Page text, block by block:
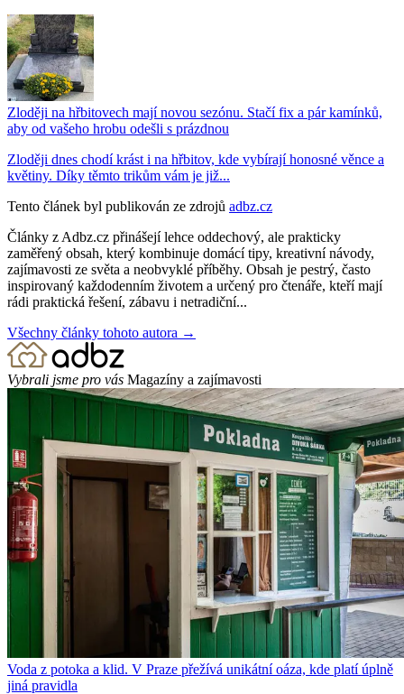
Zloději na hřbitovech mají novou sezónu. Stačí fix a pár kamínků,
aby od vašeho hrobu odešli s prázdnou
Zloději dnes chodí krást i na hřbitov, kde vybírají honosné věnce a
květiny. Díky těmto trikům vám je již...
Tento článek byl publikován ze zdrojů adbz.cz
Články z Adbz.cz přinášejí lehce oddechový, ale prakticky
zaměřený obsah, který kombinuje domácí tipy, kreativní návody,
zajímavosti ze světa a neobvyklé příběhy. Obsah je pestrý, často
inspirovaný každodenním životem a určený pro čtenáře, kteří mají
rádi praktická řešení, zábavu i netradiční...
Všechny články tohoto autora →
Vybrali jsme pro vás Magazíny a zajímavosti
Voda z potoka a klid. V Praze přežívá unikátní oáza, kde platí úplně
jiná pravidla